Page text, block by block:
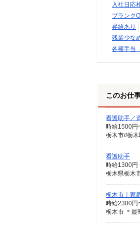
入社日応
ブランク
昇給あり
残業少な
各種手当
このお仕
看護助手／
時給1500円
栃木市//栃木
看護助手
時給1300円
栃木県栃木
栃木市｜家
時給2300円
栃木市 ＊最